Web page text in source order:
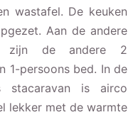
wastafel. De keuken
Aan de andere
zijn de andere 2
1-persoons bed. In de
stacaravan is airco
lekker met de warmte